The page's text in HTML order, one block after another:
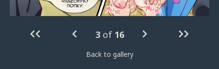
3 of 16
Back to gallery